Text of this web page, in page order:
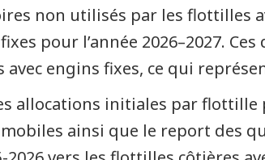
non utilisés par les flottilles
pour l’année 2026–2027.
avec engins fixes, ce qui
allocations initiales par flottille
ainsi que le report des